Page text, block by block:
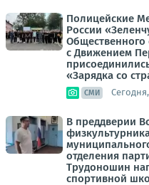
Полицейские
России
Общественного
с Движением
«Зарядка со
СМИ
В преддверии
отделения
Трудоношин
спортивной